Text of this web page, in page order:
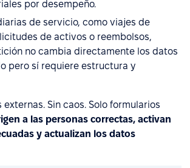
por desempeño.
de servicio, como viajes de
de activos o reembolsos,
no cambia directamente los datos
pero sí requiere estructura y
Sin caos. Solo formularios
a las personas correctas, activan
y actualizan los datos